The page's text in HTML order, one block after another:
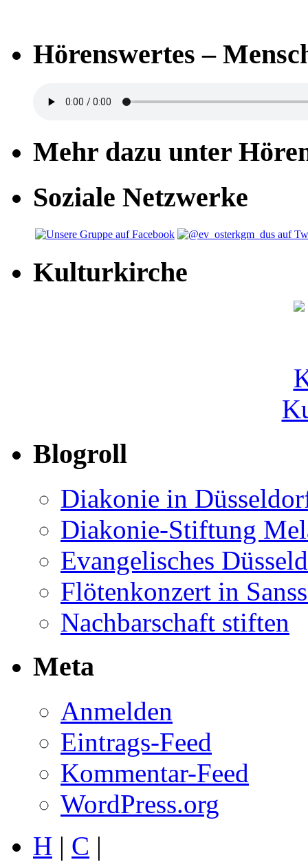
Hörenswertes –
Mehr dazu unter
Soziale Netzwerke
Kulturkirche
Blogroll
Diakonie in
Diakonie-Stiftung
Evangelisches
Flötenkonzert in
Nachbarschaft stiften
Meta
Anmelden
Eintrags-Feed
Kommentar-Feed
WordPress.org
H | C |